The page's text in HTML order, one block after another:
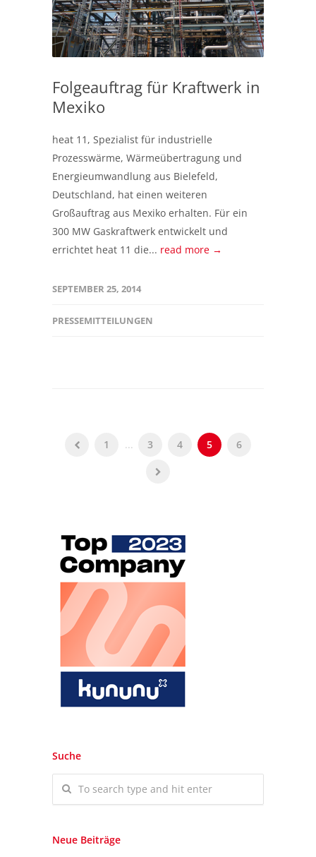
Folgeauftrag für Kraftwerk in
Mexiko
heat 11, Spezialist für industrielle
Prozesswärme, Wärmeübertragung und
Energieumwandlung aus Bielefeld,
Deutschland, hat einen weiteren
Großauftrag aus Mexiko erhalten. Für ein
300 MW Gaskraftwerk entwickelt und
errichtet heat 11 die... read more →
SEPTEMBER 25, 2014
PRESSEMITTEILUNGEN
1 ... 3 4 5 6
Suche
Neue Beiträge